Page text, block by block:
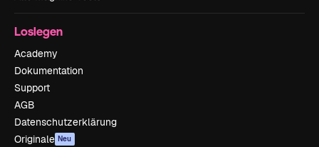
Loslegen
Academy
Dokumentation
Support
AGB
Datenschutzerklärung
Originale Neu